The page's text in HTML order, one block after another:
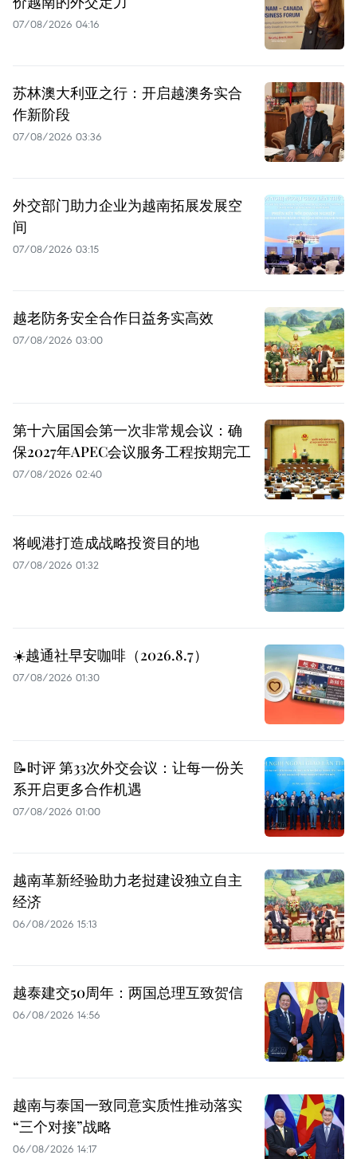
07/08/2026 04:16
苏林澳大利亚之行：开启越澳务实合
作新阶段
07/08/2026 03:36
外交部门助力企业为越南拓展发展空
间
07/08/2026 03:15
越老防务安全合作日益务实高效
07/08/2026 03:00
第十六届国会第一次非常规会议：确
保2027年APEC会议服务工程按期完工
07/08/2026 02:40
将岘港打造成战略投资目的地
07/08/2026 01:32
☀️越通社早安咖啡（2026.8.7）
07/08/2026 01:30
📝时评 第33次外交会议：让每一份关
系开启更多合作机遇
07/08/2026 01:00
越南革新经验助力老挝建设独立自主
经济
06/08/2026 15:13
越泰建交50周年：两国总理互致贺信
06/08/2026 14:56
越南与泰国一致同意实质性推动落实
“三个对接”战略
06/08/2026 14:17